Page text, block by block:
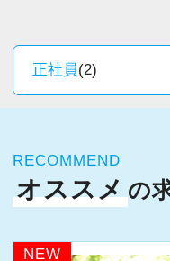
残業をしたくない
しで帰ることがで
忙期でも25時間前
ワークライフバラ
の勉強時間を取り
するところで、個
新しいチャレンジ
個人事務所ならで
なく業務に向かって
務を覚えていくこ
正社員(2)
RECOMMEND
オススメ の
NEW